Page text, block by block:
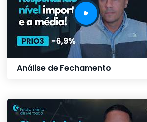
Análise de Fechamento